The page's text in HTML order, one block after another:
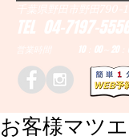
TEL 04-7197-
営業時間 10：00～20
千葉県野田市野田790-1
お客様マツ